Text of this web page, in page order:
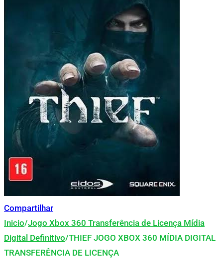
Compartilhar
Inicio/Jogo Xbox 360 Transferência de Licença Mídia
Digital Definitivo/THIEF JOGO XBOX 360 MÍDIA DIGITAL
TRANSFERÊNCIA DE LICENÇA